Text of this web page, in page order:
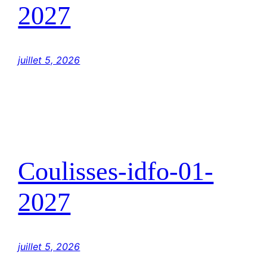
2027
juillet 5, 2026
Coulisses-idfo-01-
2027
juillet 5, 2026